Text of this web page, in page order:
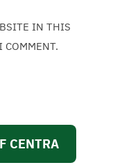
IN THIS
COMMENT.
CENTRA